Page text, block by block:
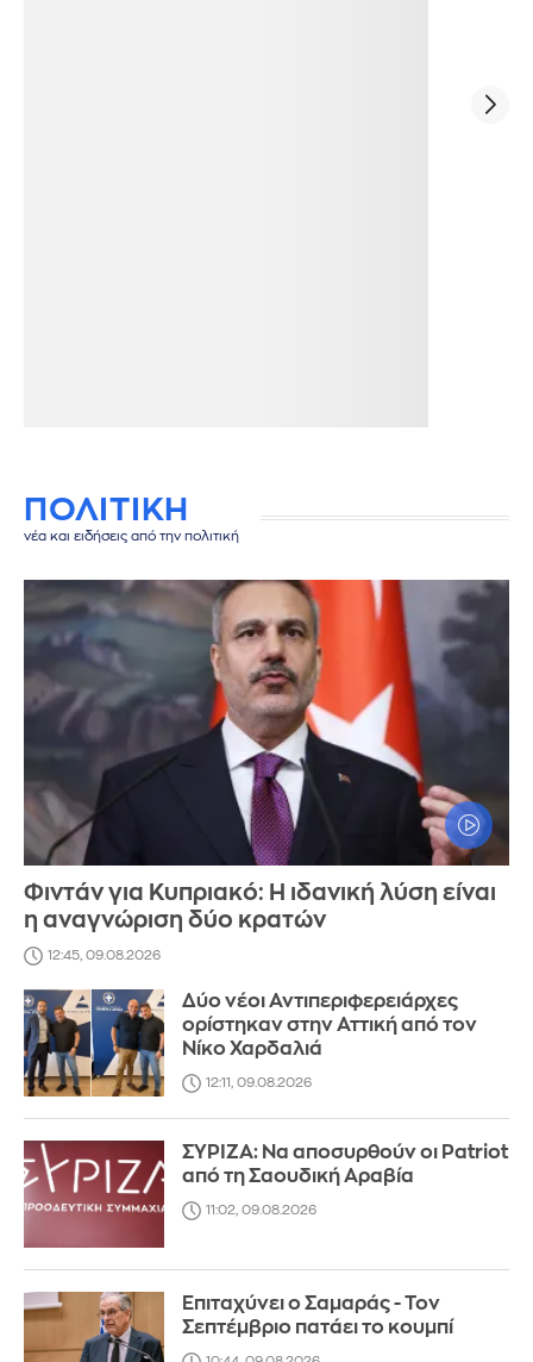
ΠΟΛΙΤΙΚΗ
νέα και ειδήσεις από την πολιτική
Φιντάν για Κυπριακό: Η ιδανική λύση είναι
η αναγνώριση δύο κρατών
12:45, 09.08.2026
Δύο νέοι Αντιπεριφερειάρχες
ορίστηκαν στην Αττική από τον
Νίκο Χαρδαλιά
12:11, 09.08.2026
ΣΥΡΙΖΑ: Να αποσυρθούν οι Patriot
από τη Σαουδική Αραβία
11:02, 09.08.2026
Επιταχύνει ο Σαμαράς - Τον
Σεπτέμβριο πατάει το κουμπί